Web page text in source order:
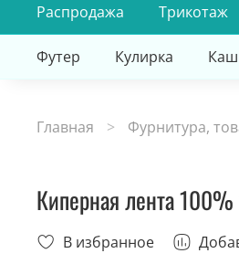
Распродажа Трикотаж
Футер Кулирка
Главная Фурнитура,
Киперная лента
В избранное